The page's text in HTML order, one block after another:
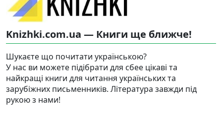
Knizhki.com.ua — Книги ще ближче!
Шукаєте що почитати українською?
У нас ви можете підібрати для сбее цікаві та
найкращі книги для читання українських та
зарубіжних письменників. Література завжди під
рукою з нами!